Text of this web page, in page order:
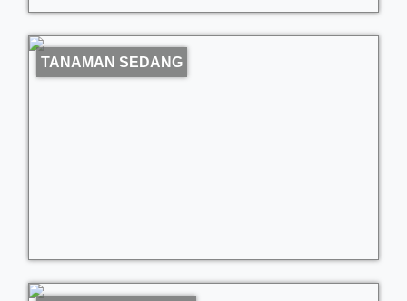
TANAMAN SEDANG